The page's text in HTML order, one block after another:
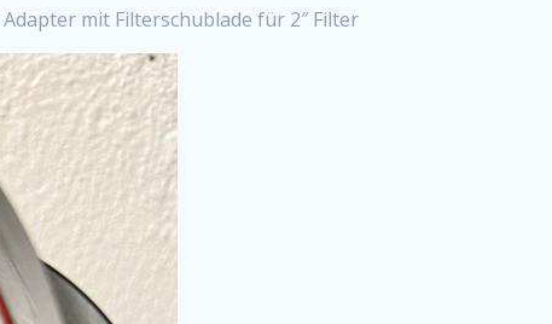
mit Filterschublade für 2″ Filter